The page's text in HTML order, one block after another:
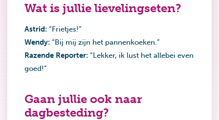
Wat is jullie lievelingseten?
Astrid: “Frietjes!”
Wendy: “Bij mij zijn het pannenkoeken.”
Razende Reporter: “Lekker, ik lust het allebei even
goed!”
Gaan jullie ook naar
dagbesteding?